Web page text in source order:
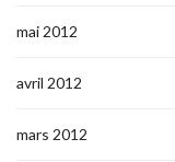
mai 2012
avril 2012
mars 2012